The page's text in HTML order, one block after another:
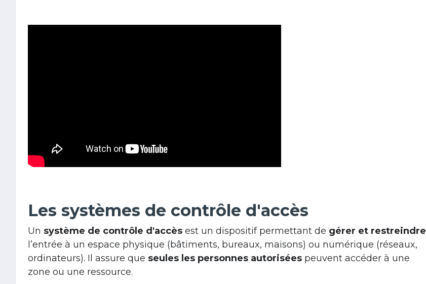
Les systèmes de contrôle d'accès
Un système de contrôle d'accès est un dispositif permettant de gérer et restreindre
l’entrée à un espace physique (bâtiments, bureaux, maisons) ou numérique (réseaux,
ordinateurs). Il assure que seules les personnes autorisées peuvent accéder à une
zone ou une ressource.